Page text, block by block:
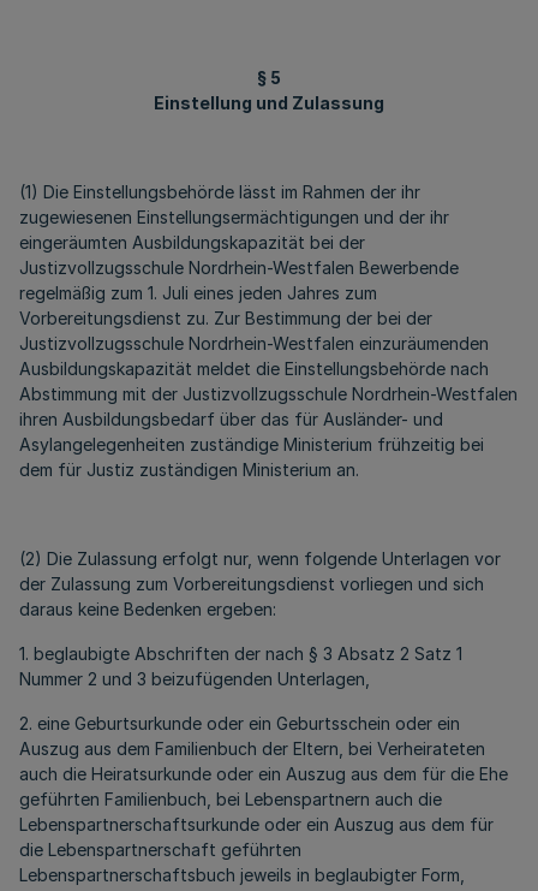
§ 5
Einstellung und Zulassung
(1) Die Einstellungsbehörde lässt im Rahmen der ihr
zugewiesenen Einstellungsermächtigungen und der ihr
eingeräumten Ausbildungskapazität bei der
Justizvollzugsschule Nordrhein-Westfalen Bewerbende
regelmäßig zum 1. Juli eines jeden Jahres zum
Vorbereitungsdienst zu. Zur Bestimmung der bei der
Justizvollzugsschule Nordrhein-Westfalen einzuräumenden
Ausbildungskapazität meldet die Einstellungsbehörde nach
Abstimmung mit der Justizvollzugsschule Nordrhein-Westfalen
ihren Ausbildungsbedarf über das für Ausländer- und
Asylangelegenheiten zuständige Ministerium frühzeitig bei
dem für Justiz zuständigen Ministerium an.
(2) Die Zulassung erfolgt nur, wenn folgende Unterlagen vor
der Zulassung zum Vorbereitungsdienst vorliegen und sich
daraus keine Bedenken ergeben:
1. beglaubigte Abschriften der nach § 3 Absatz 2 Satz 1
Nummer 2 und 3 beizufügenden Unterlagen,
2. eine Geburtsurkunde oder ein Geburtsschein oder ein
Auszug aus dem Familienbuch der Eltern, bei Verheirateten
auch die Heiratsurkunde oder ein Auszug aus dem für die Ehe
geführten Familienbuch, bei Lebenspartnern auch die
Lebenspartnerschaftsurkunde oder ein Auszug aus dem für
die Lebenspartnerschaft geführten
Lebenspartnerschaftsbuch jeweils in beglaubigter Form,